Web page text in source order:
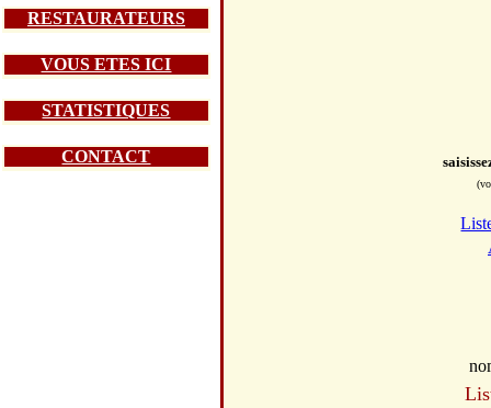
RESTAURATEURS
VOUS ETES ICI
STATISTIQUES
CONTACT